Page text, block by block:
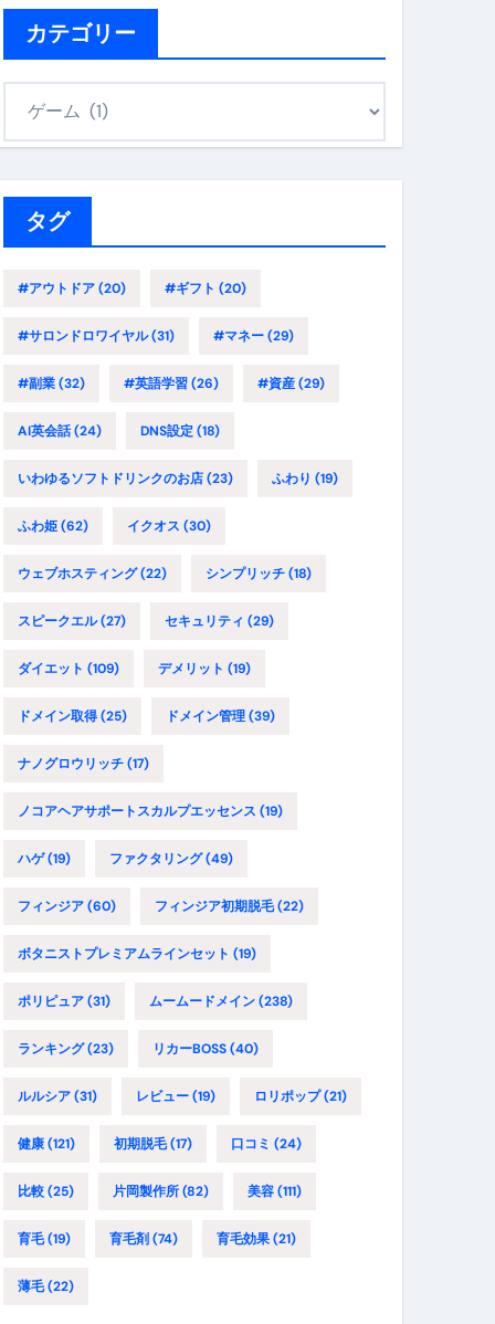
目的別に失敗しない
散り対策の選び方
カテゴリー
タグ
#アウトドア(20) #ギフト (20)
#サロンドロワイヤル(31) #マネー(29)
#副業(32) #英語学習(26) #資産(29)
AI英会話(24) DNS設定(18)
いわゆるソフトドリンクのお店(23) ふわり (19)
ふわ姫(62) イクオス (30)
ウェブホスティング(22) シンプリッチ(18)
スピークエル(27) セキュリティ (29)
ダイエット (109) デメリット (19)
ドメイン取得(25) ドメイン管理(39)
ナノグロウリッチ(17)
ノコアヘアサポートスカルプエッセンス (19)
ハゲ(19) ファクタリング(49)
フィンジア(60) フィンジア初期脱毛(22)
ボタニストプレミアムラインセット (19)
ポリピュア(31) ムームードメイン(238)
ランキング(23) リカーBOSS(40)
ルルシア(31) レビュー(19) ロリポップ(21)
健康(121) 初期脱毛(17) 口コミ (24)
比較(25) 片岡製作所(82) 美容(111)
育毛(19) 育毛剤 (74) 育毛効果(21)
薄毛(22)